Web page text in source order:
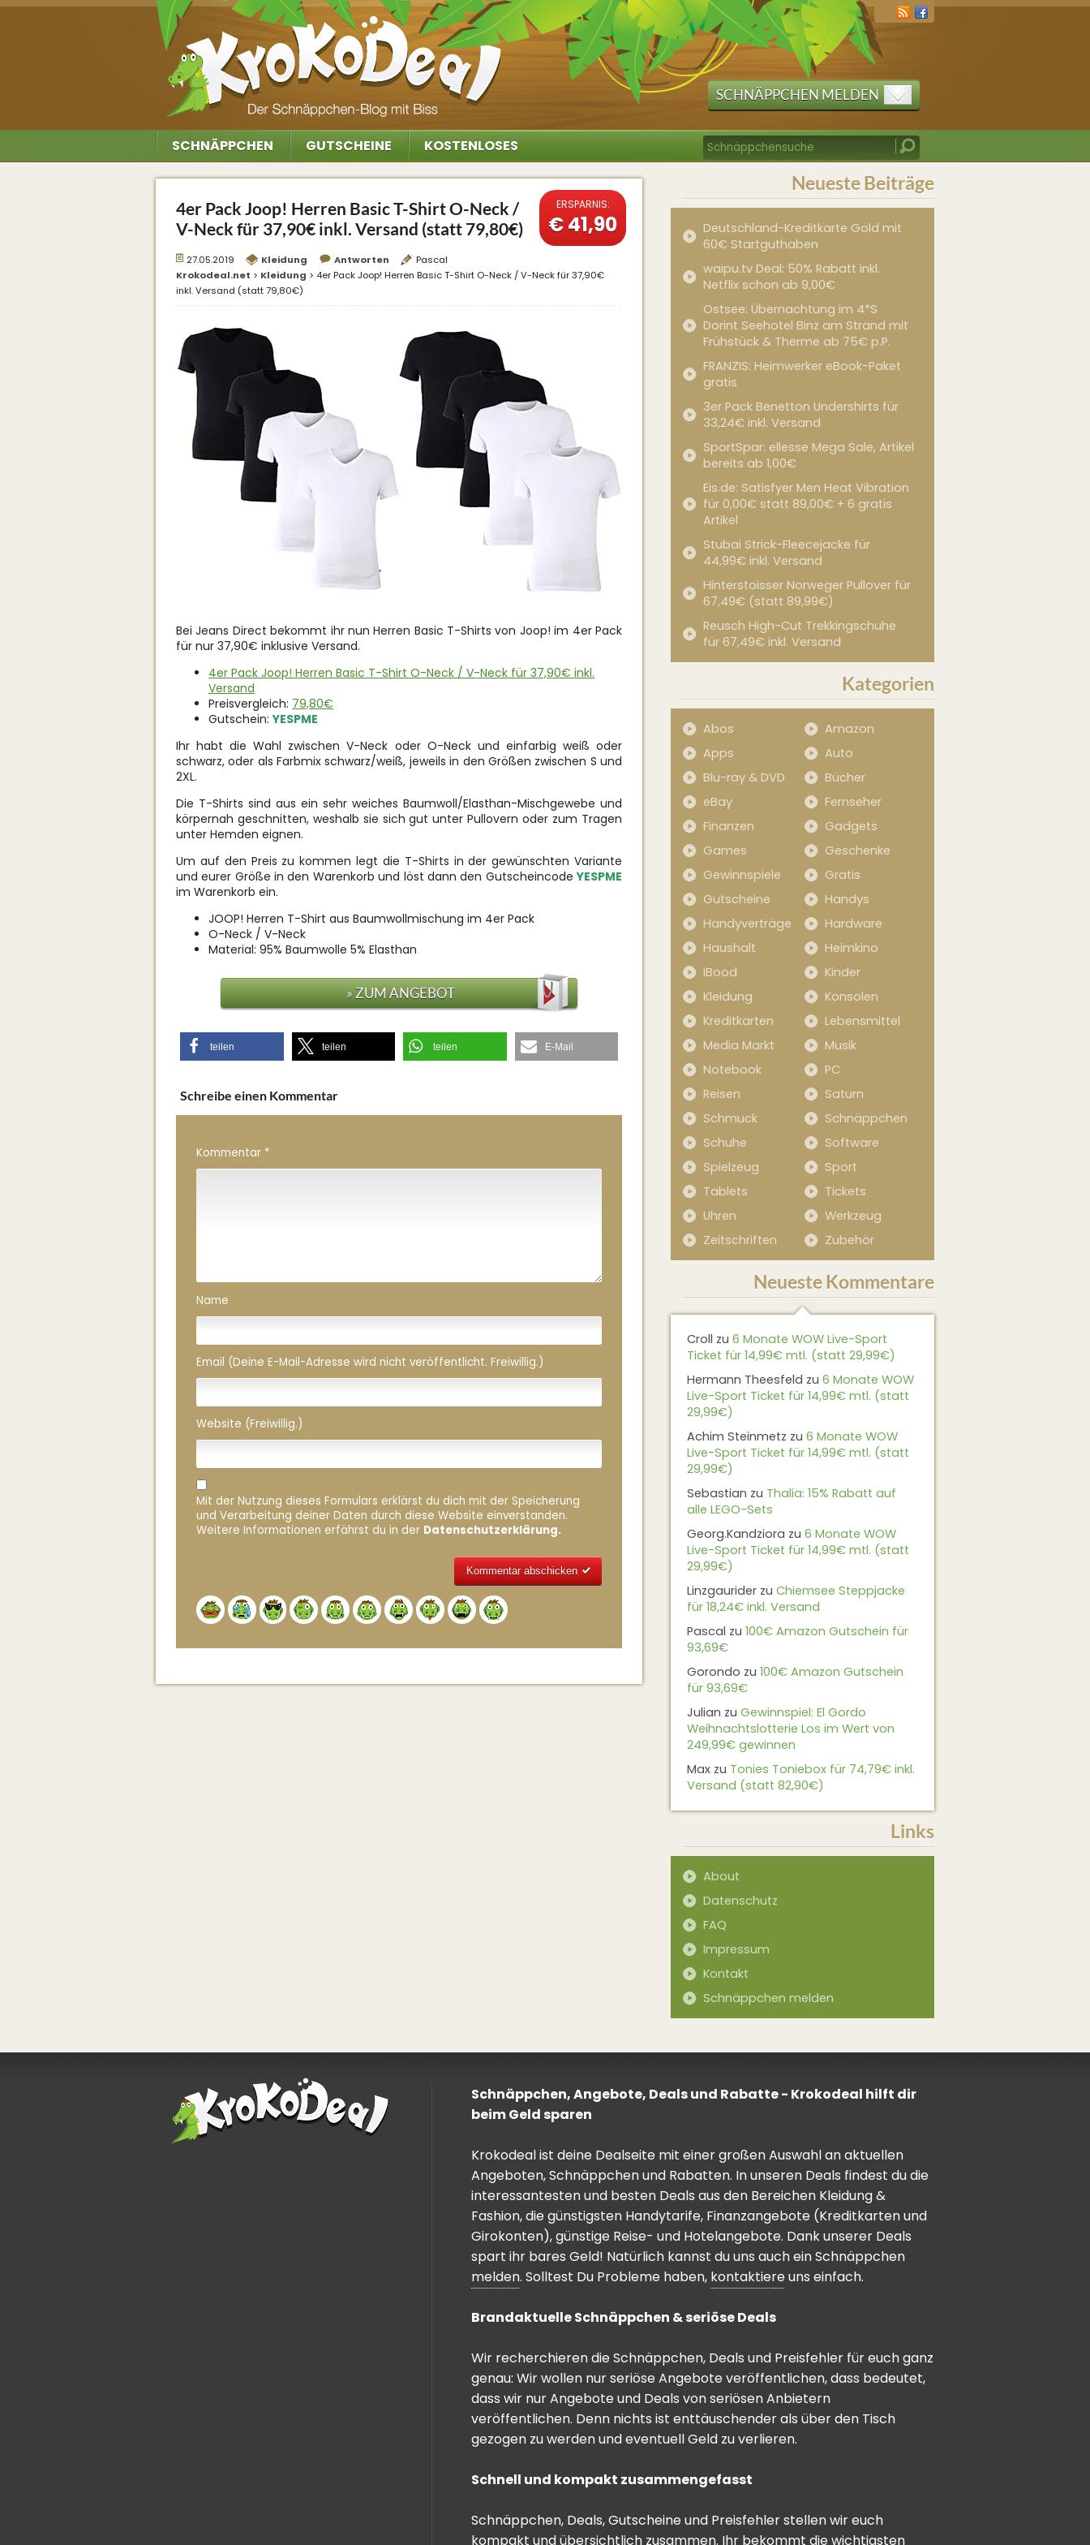
SCHNÄPPCHEN MELDEN
SCHNÄPPCHEN GUTSCHEINE KOSTENLOSES
4er Pack Joop! Herren Basic T-Shirt O-Neck /
V-Neck für 37,90€ inkl. Versand (statt 79,80€)
ERSPARNIS:
€ 41,90
27.05.2019 Kleidung Antworten
Pascal
Krokodeal.net > Kleidung > 4er Pack Joop! Herren Basic T-Shirt O-Neck / V-Neck für 37,90€
inkl. Versand (statt 79,80€)
Bei Jeans Direct bekommt ihr nun Herren Basic T-Shirts von Joop! im 4er Pack
für nur 37,90€ inklusive Versand.
4er Pack Joop! Herren Basic T-Shirt O-Neck / V-Neck für 37,90€ inkl.
Versand
Preisvergleich: 79,80€
Gutschein:YESPME
Ihr habt die Wahl zwischen V-Neck oder O-Neck und einfarbig weiß oder
schwarz, oder als Farbmix schwarz/weiß, jeweils in den Größen zwischen S und
2XL.
Die T-Shirts sind aus ein sehr weiches Baumwoll/Elasthan-Mischgewebe und
körpernah geschnitten, weshalb sie sich gut unter Pullovern oder zum Tragen
unter Hemden eignen.
Um auf den Preis zu kommen legt die T-Shirts in der gewünschten Variante
und eurer Größe in den Warenkorb und löst dann den GutscheincodeYESPME
im Warenkorb ein.
JOOP! Herren T-Shirt aus Baumwollmischung im 4er Pack
O-Neck / V-Neck
Material: 95% Baumwolle 5% Elasthan
» ZUM ANGEBOT
teilen teilen teilen E-Mail
Schreibe einen Kommentar
Kommentar *
Name
Email (Deine E-Mail-Adresse wird nicht veröffentlicht. Freiwillig.)
Website (Freiwillig.)
Mit der Nutzung dieses Formulars erklärst du dich mit der Speicherung
und Verarbeitung deiner Daten durch diese Website einverstanden.
Weitere Informationen erfährst du in der Datenschutzerklärung.
Neueste Beiträge
Deutschland-Kreditkarte Gold mit
60€ Startguthaben
waipu.tv Deal: 50% Rabatt inkl.
Netflix schon ab 9,00€
Ostsee: Übernachtung im 4*S
Dorint Seehotel Binz am Strand mit
Frühstück & Therme ab 75€ p.P.
FRANZIS: Heimwerker eBook-Paket
gratis
3er Pack Benetton Undershirts für
33,24€ inkl. Versand
SportSpar: ellesse Mega Sale, Artikel
bereits ab 1,00€
Eis.de: Satisfyer Men Heat Vibration
für 0,00€ statt 89,00€ + 6 gratis
Artikel
Stubai Strick-Fleecejacke für
44,99€ inkl. Versand
Hinterstoisser Norweger Pullover für
67,49€ (statt 89,99€)
Reusch High-Cut Trekkingschuhe
für 67,49€ inkl. Versand
Kategorien
Abos
Amazon
Apps
Auto
Blu-ray & DVD
Bücher
eBay
Fernseher
Finanzen
Gadgets
Games
Geschenke
Gewinnspiele
Gratis
Gutscheine
Handys
Handyverträge
Hardware
Haushalt
Heimkino
iBood
Kinder
Kleidung
Konsolen
Kreditkarten
Lebensmittel
Media Markt
Musik
Notebook
PC
Reisen
Saturn
Schmuck
Schnäppchen
Schuhe
Software
Spielzeug
Sport
Tablets
Tickets
Uhren
Werkzeug
Zeitschriften
Zubehör
Neueste Kommentare
Croll zu 6 Monate WOW Live-Sport
Ticket für 14,99€ mtl. (statt 29,99€)
Hermann Theesfeld zu 6 Monate WOW
Live-Sport Ticket für 14,99€ mtl. (statt
29,99€)
Achim Steinmetz zu 6 Monate WOW
Live-Sport Ticket für 14,99€ mtl. (statt
29,99€)
Sebastian zu Thalia: 15% Rabatt auf
alle LEGO-Sets
Georg.Kandziora zu 6 Monate WOW
Live-Sport Ticket für 14,99€ mtl. (statt
29,99€)
Linzgaurider zu Chiemsee Steppjacke
für 18,24€ inkl. Versand
Pascal zu 100€ Amazon Gutschein für
93,69€
Gorondo zu 100€ Amazon Gutschein
für 93,69€
Julian zu Gewinnspiel: El Gordo
Weihnachtslotterie Los im Wert von
249,99€ gewinnen
Max zu Tonies Toniebox für 74,79€ inkl.
Versand (statt 82,90€)
Links
About
Datenschutz
FAQ
Impressum
Kontakt
Schnäppchen melden
Schnäppchen, Angebote, Deals und Rabatte - Krokodeal hilft dir
beim Geld sparen
Krokodeal ist deine Dealseite mit einer großen Auswahl an aktuellen
Angeboten, Schnäppchen und Rabatten. In unseren Deals findest du die
interessantesten und besten Deals aus den Bereichen Kleidung &
Fashion, die günstigsten Handytarife, Finanzangebote (Kreditkarten und
Girokonten), günstige Reise- und Hotelangebote. Dank unserer Deals
spart ihr bares Geld! Natürlich kannst du uns auch ein Schnäppchen
melden. Solltest Du Probleme haben, kontaktiere uns einfach.
Brandaktuelle Schnäppchen & seriöse Deals
Wir recherchieren die Schnäppchen, Deals und Preisfehler für euch ganz
genau: Wir wollen nur seriöse Angebote veröffentlichen, dass bedeutet,
dass wir nur Angebote und Deals von seriösen Anbietern
veröffentlichen. Denn nichts ist enttäuschender als über den Tisch
gezogen zu werden und eventuell Geld zu verlieren.
Schnell und kompakt zusammengefasst
Schnäppchen, Deals, Gutscheine und Preisfehler stellen wir euch
kompakt und übersichtlich zusammen. Ihr bekommt die wichtigsten